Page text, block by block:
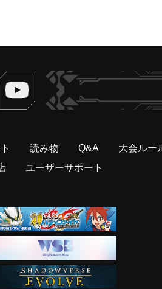
ヴァンガードch
読み物 Q&A
大会ルー
ユーザーサポート